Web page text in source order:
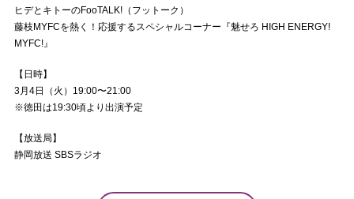
ヒデとキトーのFooTALK!（フットーク）
藤枝MYFCを熱く！応援するスペシャルコーナー『魅せろ HIGH ENERGY!
MYFC!』
【日時】
3月4日（火）19:00〜21:00
※徳田は19:30頃より出演予定
【放送局】
静岡放送 SBSラジオ